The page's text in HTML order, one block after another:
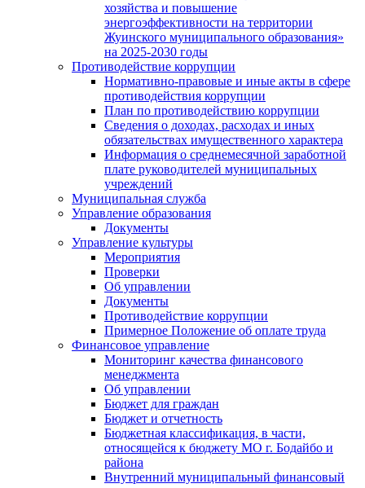
хозяйства и повышение
энергоэффективности на территории
Жуинского муниципального образования»
на 2025-2030 годы
Противодействие коррупции
Нормативно-правовые и иные акты в сфере
противодействия коррупции
План по противодействию коррупции
Сведения о доходах, расходах и иных
обязательствах имущественного характера
Информация о среднемесячной заработной
плате руководителей муниципальных
учреждений
Муниципальная служба
Управление образования
Документы
Управление культуры
Мероприятия
Проверки
Об управлении
Документы
Противодействие коррупции
Примерное Положение об оплате труда
Финансовое управление
Мониторинг качества финансового
менеджмента
Об управлении
Бюджет для граждан
Бюджет и отчетность
Бюджетная классификация, в части,
относящейся к бюджету МО г. Бодайбо и
района
Внутренний муниципальный финансовый